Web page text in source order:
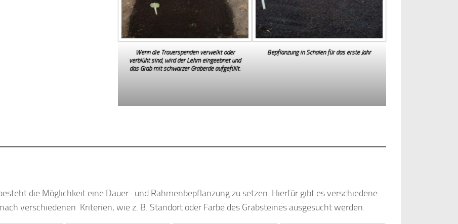
Wenn die Trauerspenden verwelkt oder
verblüht sind, wird der Lehm eingeebnet und
das Grab mit schwarzer Graberde aufgefüllt.
Bepflanzung in Schalen für das erste Jahr
die Möglichkeit eine Dauer- und Rahmenbepflanzung zu setzen. Hierfür gibt es verschiedene
verschiedenen Kriterien, wie z. B. Standort oder Farbe des Grabsteines ausgesucht werden.